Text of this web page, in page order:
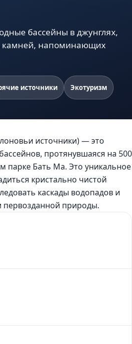
бассейны в джунглях,
камней, напоминающих
источники Экотуризм
источники) — это
протянувшаяся на 500
парке Бать Ма. Это уникальное
кристально чистой
каскады водопадов и
первозданной природы.